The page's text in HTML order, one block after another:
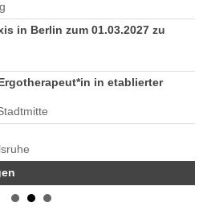
in Berlin zum 01.03.2027 zu
in etablierter